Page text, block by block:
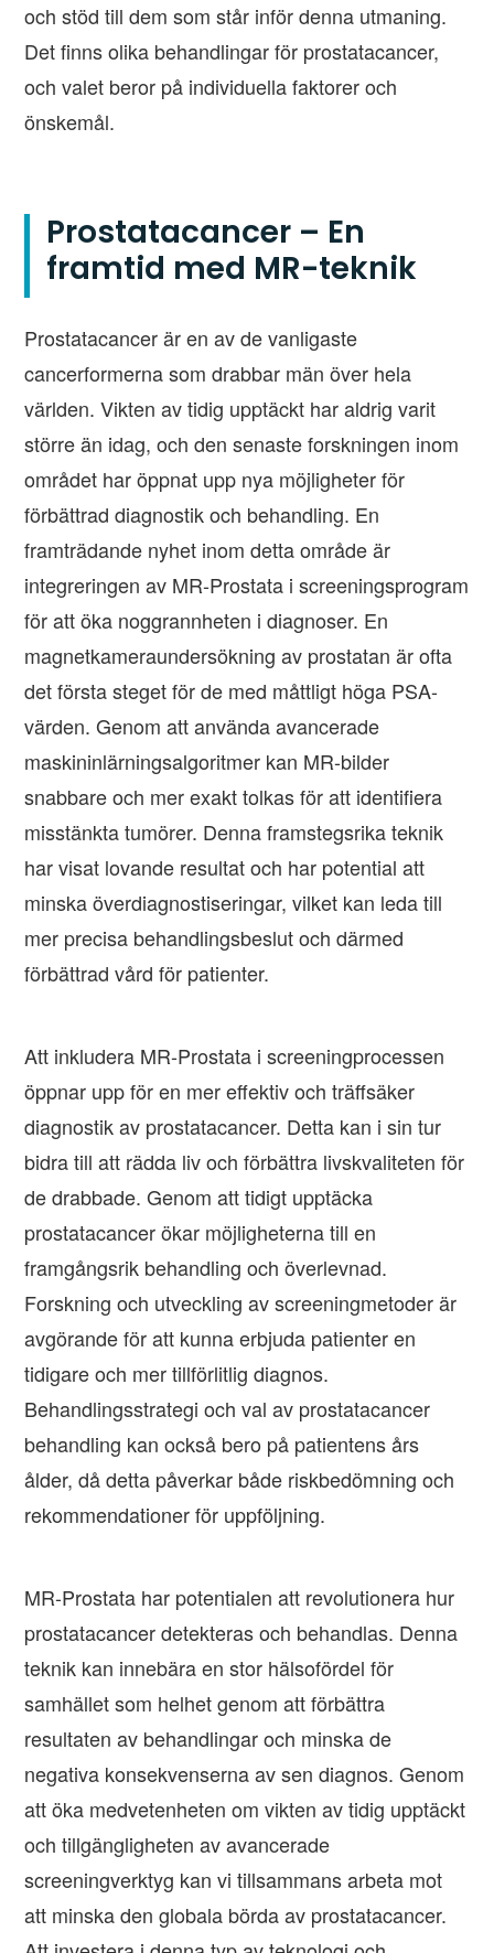
och stöd till dem som står inför denna utmaning.
Det finns olika behandlingar för prostatacancer,
och valet beror på individuella faktorer och
önskemål.
Prostatacancer – En
framtid med MR-teknik
Prostatacancer är en av de vanligaste
cancerformerna som drabbar män över hela
världen. Vikten av tidig upptäckt har aldrig varit
större än idag, och den senaste forskningen inom
området har öppnat upp nya möjligheter för
förbättrad diagnostik och behandling. En
framträdande nyhet inom detta område är
integreringen av MR-Prostata i screeningsprogram
för att öka noggrannheten i diagnoser. En
magnetkameraundersökning av prostatan är ofta
det första steget för de med måttligt höga PSA-
värden. Genom att använda avancerade
maskininlärningsalgoritmer kan MR-bilder
snabbare och mer exakt tolkas för att identifiera
misstänkta tumörer. Denna framstegsrika teknik
har visat lovande resultat och har potential att
minska överdiagnostiseringar, vilket kan leda till
mer precisa behandlingsbeslut och därmed
förbättrad vård för patienter.
Att inkludera MR-Prostata i screeningprocessen
öppnar upp för en mer effektiv och träffsäker
diagnostik av prostatacancer. Detta kan i sin tur
bidra till att rädda liv och förbättra livskvaliteten för
de drabbade. Genom att tidigt upptäcka
prostatacancer ökar möjligheterna till en
framgångsrik behandling och överlevnad.
Forskning och utveckling av screeningmetoder är
avgörande för att kunna erbjuda patienter en
tidigare och mer tillförlitlig diagnos.
Behandlingsstrategi och val av prostatacancer
behandling kan också bero på patientens års
ålder, då detta påverkar både riskbedömning och
rekommendationer för uppföljning.
MR-Prostata har potentialen att revolutionera hur
prostatacancer detekteras och behandlas. Denna
teknik kan innebära en stor hälsofördel för
samhället som helhet genom att förbättra
resultaten av behandlingar och minska de
negativa konsekvenserna av sen diagnos. Genom
att öka medvetenheten om vikten av tidig upptäckt
och tillgängligheten av avancerade
screeningverktyg kan vi tillsammans arbeta mot
att minska den globala börda av prostatacancer.